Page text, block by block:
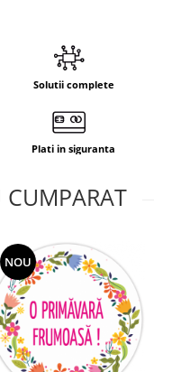
Solutii complete
Plati in siguranta
NOU